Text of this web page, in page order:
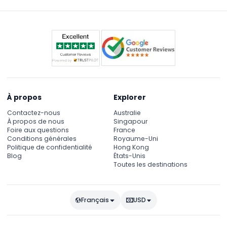
temps (sujet à modification — merci de confirmer
À propos
Contactez-nous
À propos de nous
Foire aux questions
Conditions générales
Politique de confidentialité
Blog
Explorer
Australie
Singapour
France
Royaume-Uni
Hong Kong
États-Unis
Toutes les destinations
Français USD